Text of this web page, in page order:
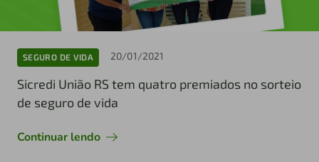
SEGURO DE VIDA 20/01/2021
Sicredi União RS tem quatro premiados no sorteio
de seguro de vida
Continuar lendo